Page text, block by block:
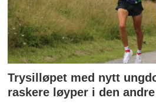
Trysilløpet med nytt
raskere løyper i den